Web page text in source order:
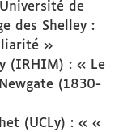
de
des Shelley :
»
(IRHIM) : « Le
(1830-
(UCLy) : « «